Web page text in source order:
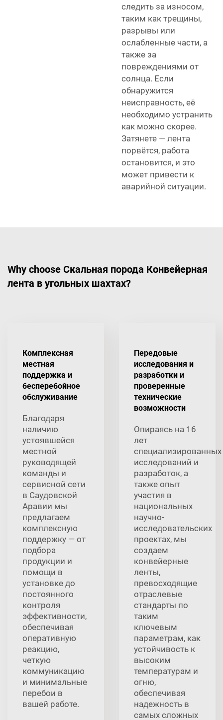
следить за износом,
таким как трещины,
разрывы или
ослабленные части, а
также за
повреждениями от
солнца. Если
обнаружится
неисправность, её
необходимо устранить
как можно скорее.
Затянете — лента
порвётся, работа
остановится, и это
может привести к
аварийной ситуации.
Why choose Скальная порода Конвейерная
лента в угольных шахтах?
Комплексная
местная
поддержка и
бесперебойное
обслуживание
Благодаря
наличию
устоявшейся
местной
руководящей
команды и
сервисной сети
в Саудовской
Аравии мы
предлагаем
комплексную
поддержку — от
подбора
продукции и
помощи в
установке до
постоянного
контроля
эффективности,
обеспечивая
оперативную
реакцию,
четкую
коммуникацию
и минимальные
перебои в
вашей работе.
Передовые
исследования и
разработки и
проверенные
технические
возможности
Опираясь на 16
лет
специализированных
исследований и
разработок, а
также опыт
участия в
национальных
научно-
исследовательских
проектах, мы
создаем
конвейерные
ленты,
превосходящие
отраслевые
стандарты по
таким
ключевым
параметрам, как
устойчивость к
высоким
температурам и
огню,
обеспечивая
надежность в
самых сложных